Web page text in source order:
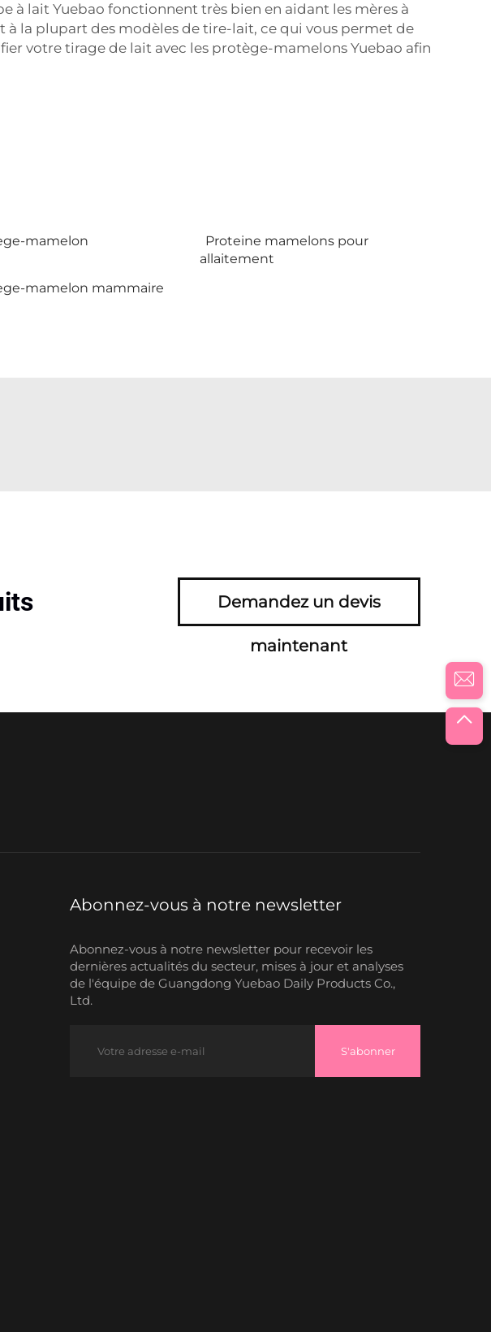
à lait Yuebao fonctionnent très bien en aidant les mères à
la plupart des modèles de tire-lait, ce qui vous permet de
votre tirage de lait avec les protège-mamelons Yuebao afin
mamelon
Proteine mamelons pour
allaitement
mamelon mammaire
Demandez un devis
maintenant
Abonnez-vous à notre newsletter
Abonnez-vous à notre newsletter pour recevoir les
dernières actualités du secteur, mises à jour et analyses
de l'équipe de Guangdong Yuebao Daily Products Co.,
Ltd.
S'abonner